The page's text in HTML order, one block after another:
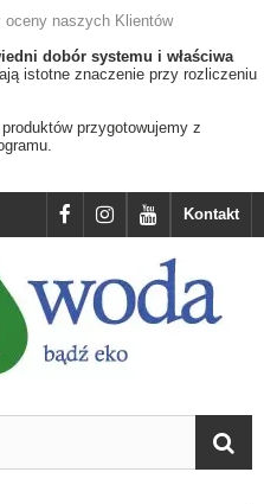
oceny naszych Klientów
dobór systemu i właściwa
istotne znaczenie przy rozliczeniu
przygotowujemy z
Kontakt